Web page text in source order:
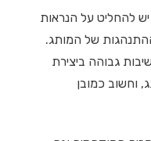
להחליט על הנראות
של המותג.
גבוהה ביצירת
וחשוב כמובן